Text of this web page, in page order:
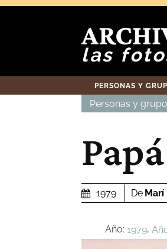
las
PERSONAS Y
Personas y
1979 De Marí
Año: 1979,